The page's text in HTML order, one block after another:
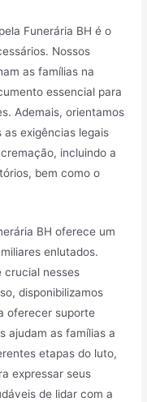
Funerária BH é o
Nossos
as famílias na
essencial para
Ademais, orientamos
exigências legais
incluindo a
bem como o
BH oferece um
enlutados.
crucial nesses
disponibilizamos
oferecer suporte
ajudam as famílias a
etapas do luto,
expressar seus
de lidar com a